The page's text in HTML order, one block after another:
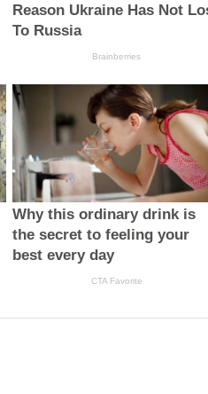
Reason Ukraine Has Not
To Russia
Brainberries
Why this ordinary drink is
the secret to feeling your
best every day
CTA Favorite